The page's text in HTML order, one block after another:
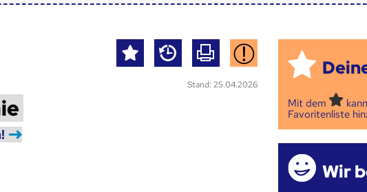
Stand: 25.04.2026
Mit dem
Favoritenliste
Wir